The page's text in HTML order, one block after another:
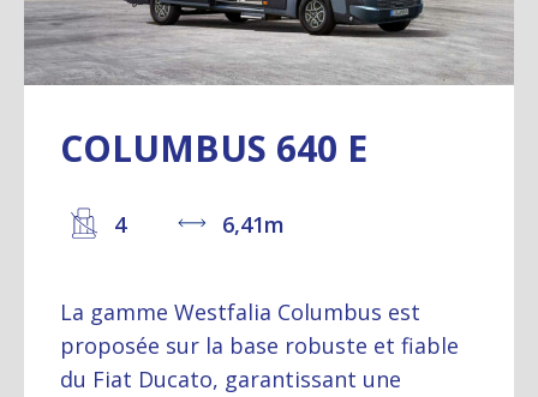
COLUMBUS 640 E
4 6,41m
La gamme Westfalia Columbus est
proposée sur la base robuste et fiable
du Fiat Ducato, garantissant une